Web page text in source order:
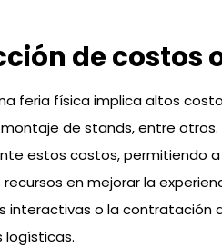
de costos
feria física implica altos
de stands, entre
estos costos, permitiendo
en mejorar la
interactivas o la contratación
logísticas.